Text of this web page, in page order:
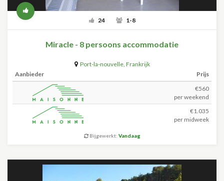
24 1-8
Miracle - 8 persoons accommodatie
Port-la-nouvelle, Frankrijk
Aanbieder
Prijs
€560
per weekend
€1.035
per midweek
Bijgewerkt: Vandaag